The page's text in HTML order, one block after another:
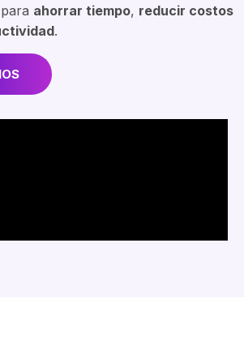
ahorrar tiempo, reducir costos
.